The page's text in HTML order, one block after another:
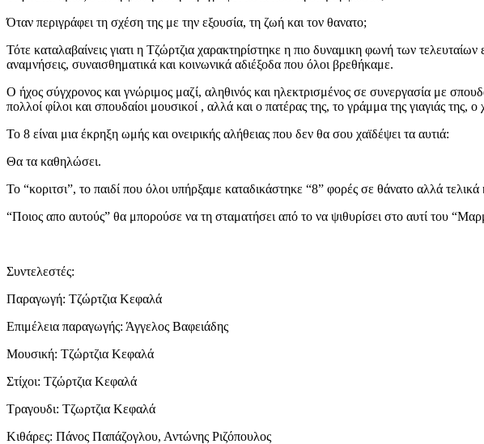
Όταν περιγράφει τη σχέση της με την εξουσία, τη ζωή και τον θανατο;
Τότε καταλαβαίνεις γιατι η Τζώρτζια χαρακτηρίστηκε η πιο δυναμικη φωνή των
αναμνήσεις, συναισθηματικά και κοινωνικά αδιέξοδα που όλοι βρεθήκαμε.
Ο ήχος σύγχρονος και γνώριμος μαζί, αληθινός και ηλεκτρισμένος σε συνεργασία με
πολλοί φίλοι και σπουδαίοι μουσικοί , αλλά και ο πατέρας της, το γράμμα της γιαγιάς της,
Το 8 είναι μια έκρηξη ωμής και ονειρικής αλήθειας που δεν θα σου χαϊδέψει τα αυτιά:
Θα τα καθηλώσει.
Το “κοριτσι”, το παιδί που όλοι υπήρξαμε καταδικάστηκε “8” φορές σε θάνατο αλλά
“Ποιος απο αυτούς” θα μπορούσε να τη σταματήσει από το να ψιθυρίσει στο αυτί του
Συντελεστές:
Παραγωγή: Τζώρτζια Κεφαλά
Επιμέλεια παραγωγής: Άγγελος Βαφειάδης
Μουσική: Τζώρτζια Κεφαλά
Στίχοι: Τζώρτζια Κεφαλά
Τραγουδι: Τζωρτζια Κεφαλά
Κιθάρες: Πάνος Παπάζογλου, Αντώνης Ριζόπουλος